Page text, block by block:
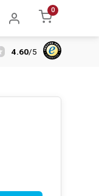
0
Vertrouwd online sinds
4.60/5